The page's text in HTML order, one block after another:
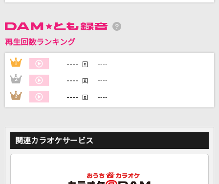
自宅でカラオケ歌い放題！
家族や友達と一緒に！練習にも！
再生回数ランキング
1 ---- 回 ----
2 ---- 回 ----
3 ---- 回 ----
関連カラオケサービス